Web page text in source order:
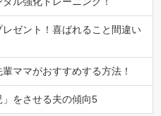
ゼント！喜ばれること間違い
ママがおすすめする方法！
をさせる夫の傾向5